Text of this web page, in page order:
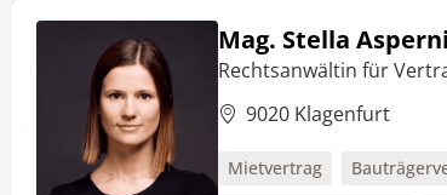
Mag. Stella
Rechtsanwältin für
9020 Klagenfurt
Mietvertrag